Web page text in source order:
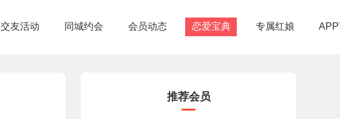
交友活动 同城约会 会员动态 恋爱宝典 专属红娘
推荐会员